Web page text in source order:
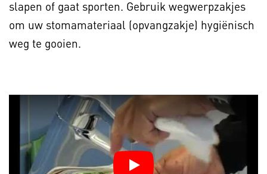
slapen of gaat sporten. Gebruik wegwerpzakjes
om uw stomamateriaal (opvangzakje) hygiënisch
weg te gooien.